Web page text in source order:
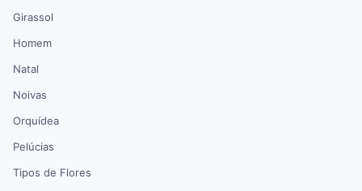
Girassol
Homem
Natal
Noivas
Orquídea
Pelúcias
Tipos de Flores